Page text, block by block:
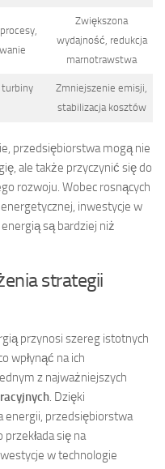
Zwiększona
wydajność, redukcja
marnotrawstwa
turbiny
Zmniejszenie emisji,
stabilizacja kosztów
przedsiębiorstwa mogą nie
ale także przyczynić się do
rozwoju. Wobec rosnących
inwestycje w
są bardziej niż
strategii
przynosi szereg istotnych
wpłynąć na ich
z najważniejszych
. Dzięki
energii, przedsiębiorstwa
się na
w technologie